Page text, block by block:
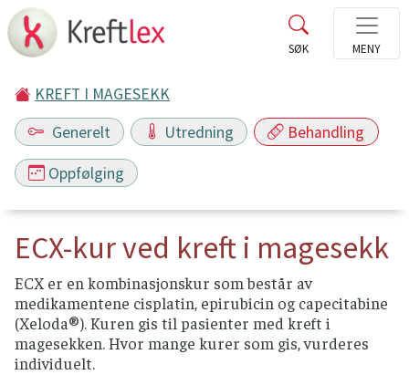
KREFT I MAGESEKK
Generelt
Utredning Behandling
Oppfølging
ECX-kur ved kreft i magesekk
ECX er en kombinasjonskur som består av
medikamentene cisplatin, epirubicin og capecitabine
(Xeloda®). Kuren gis til pasienter med kreft i
magesekken. Hvor mange kurer som gis, vurderes
individuelt.